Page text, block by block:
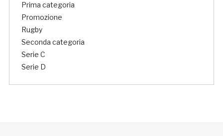
Prima categoria
Promozione
Rugby
Seconda categoria
Serie C
Serie D